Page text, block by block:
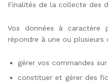
Finalités de la collecte des
Vos données à caractère
répondre à une ou plusieurs
gérer vos commandes
constituer et gérer des